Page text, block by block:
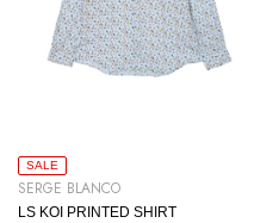
SALE
SERGE BLANCO
LS KOI PRINTED SHIRT